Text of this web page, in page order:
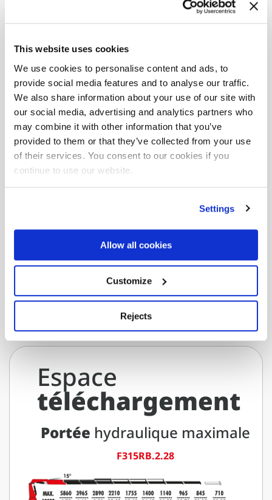
This website uses cookies
We use cookies to personalise content and ads, to
provide social media features and to analyse our traffic.
We also share information about your use of our site with
our social media, advertising and analytics partners who
may combine it with other information that you’ve
provided to them or that they’ve collected from your use
of their services. You consent to our cookies if you
continue to use our website.
Settings
Allow all cookies
Customize
Rejects
Espace
téléchargement
Portée hydraulique maximale
F315RB.2.28